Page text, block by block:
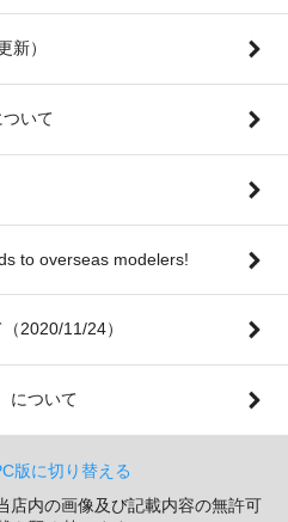
新）
いて
to overseas modelers!
2020/11/24）
について
版に切り替える
内の画像及び記載内容の無許可